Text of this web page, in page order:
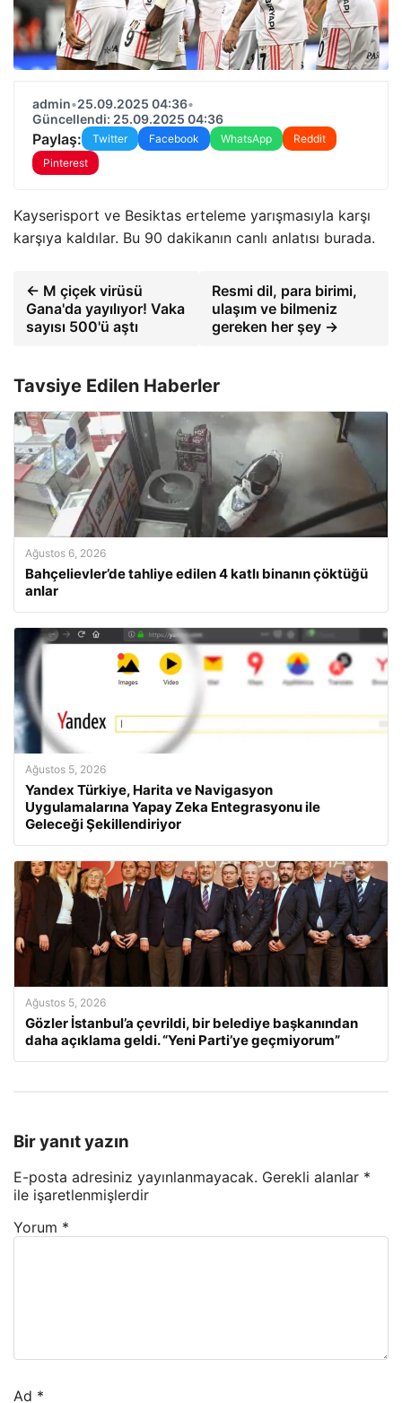
admin•25.09.2025 04:36•
Güncellendi: 25.09.2025 04:36
Paylaş: Twitter Facebook WhatsApp
Reddit
Pinterest
Kayserisport ve Besiktas erteleme yarışmasıyla karşı
karşıya kaldılar. Bu 90 dakikanın canlı anlatısı burada.
← M çiçek virüsü
Gana'da yayılıyor! Vaka
sayısı 500'ü aştı
Resmi dil, para birimi,
ulaşım ve bilmeniz
gereken her şey →
Tavsiye Edilen Haberler
Ağustos 6, 2026
Bahçelievler’de tahliye edilen 4 katlı binanın çöktüğü
anlar
Ağustos 5, 2026
Yandex Türkiye, Harita ve Navigasyon
Uygulamalarına Yapay Zeka Entegrasyonu ile
Geleceği Şekillendiriyor
Ağustos 5, 2026
Gözler İstanbul’a çevrildi, bir belediye başkanından
daha açıklama geldi. “Yeni Parti’ye geçmiyorum”
Bir yanıt yazın
E-posta adresiniz yayınlanmayacak. Gerekli alanlar *
ile işaretlenmişlerdir
Yorum *
Ad *